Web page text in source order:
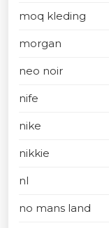
moq kleding
morgan
neo noir
nife
nike
nikkie
nl
no mans land